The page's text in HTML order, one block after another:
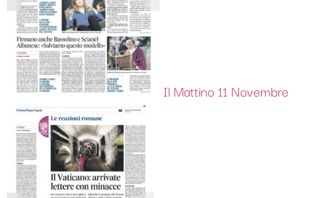
Il Mattino 11 Novembre